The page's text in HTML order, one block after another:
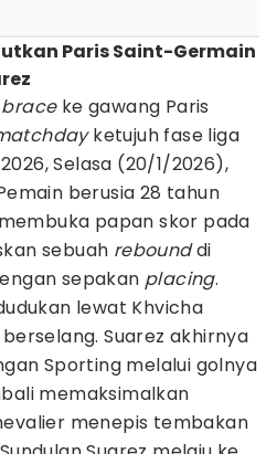
Paris Saint-Germain
brace ke gawang Paris
ketujuh fase liga
Selasa (20/1/2026),
berusia 28 tahun
papan skor pada
sebuah rebounddi
sepakan placing.
lewat Khvicha
Suarez akhirnya
Sporting melalui golnya
memaksimalkan
menepis tembakan